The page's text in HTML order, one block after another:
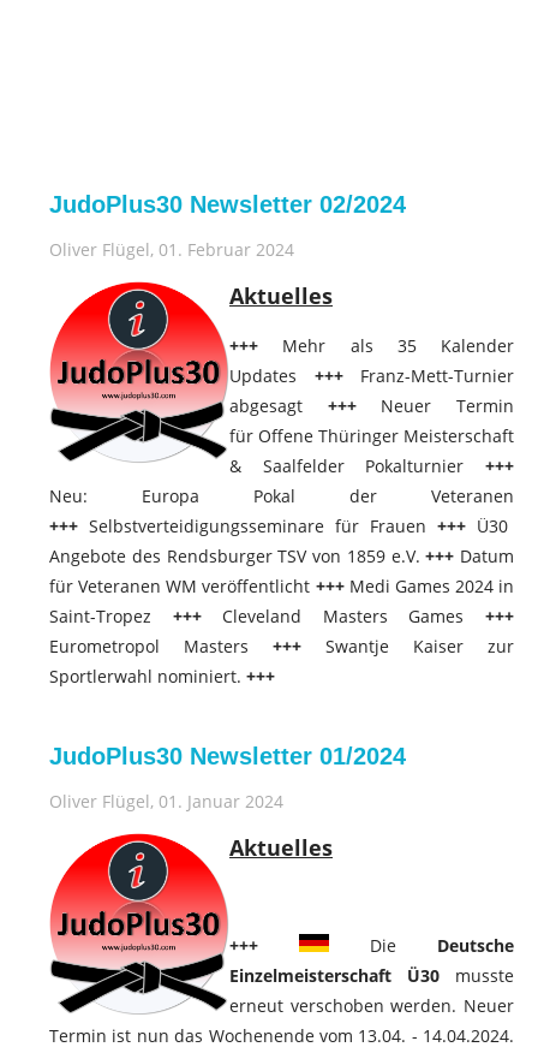
JudoPlus30 Newsletter 02/2024
Oliver Flügel, 01. Februar 2024
Aktuelles
+++ Mehr als 35 Kalender
Updates +++Franz-Mett-Turnier
abgesagt +++Neuer Termin
für Offene Thüringer Meisterschaft
& Saalfelder Pokalturnier +++
Neu: Europa Pokal der Veteranen
+++ Selbstverteidigungsseminare für Frauen +++ Ü30
Angebote des Rendsburger TSV von 1859 e.V.+++ Datum
für Veteranen WM veröffentlicht +++Medi Games 2024 in
Saint-Tropez +++Cleveland Masters Games+++
Eurometropol Masters +++ Swantje Kaiser zur
Sportlerwahl nominiert. +++
JudoPlus30 Newsletter 01/2024
Oliver Flügel, 01. Januar 2024
Aktuelles
+++ Die Deutsche
Einzelmeisterschaft Ü30 musste
erneut verschoben werden. Neuer
Termin ist nun das Wochenende vom 13.04. - 14.04.2024.